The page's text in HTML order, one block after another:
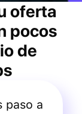
oferta
pocos
de
paso a